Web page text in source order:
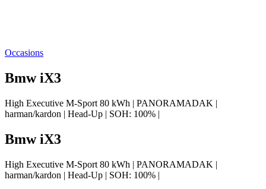
Occasions
Bmw iX3
High Executive M-Sport 80 kWh | PANORAMADAK |
harman/kardon | Head-Up | SOH: 100% |
Bmw iX3
High Executive M-Sport 80 kWh | PANORAMADAK |
harman/kardon | Head-Up | SOH: 100% |